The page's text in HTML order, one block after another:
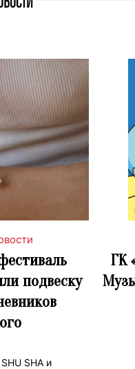
подвеску
SHA и
ГК